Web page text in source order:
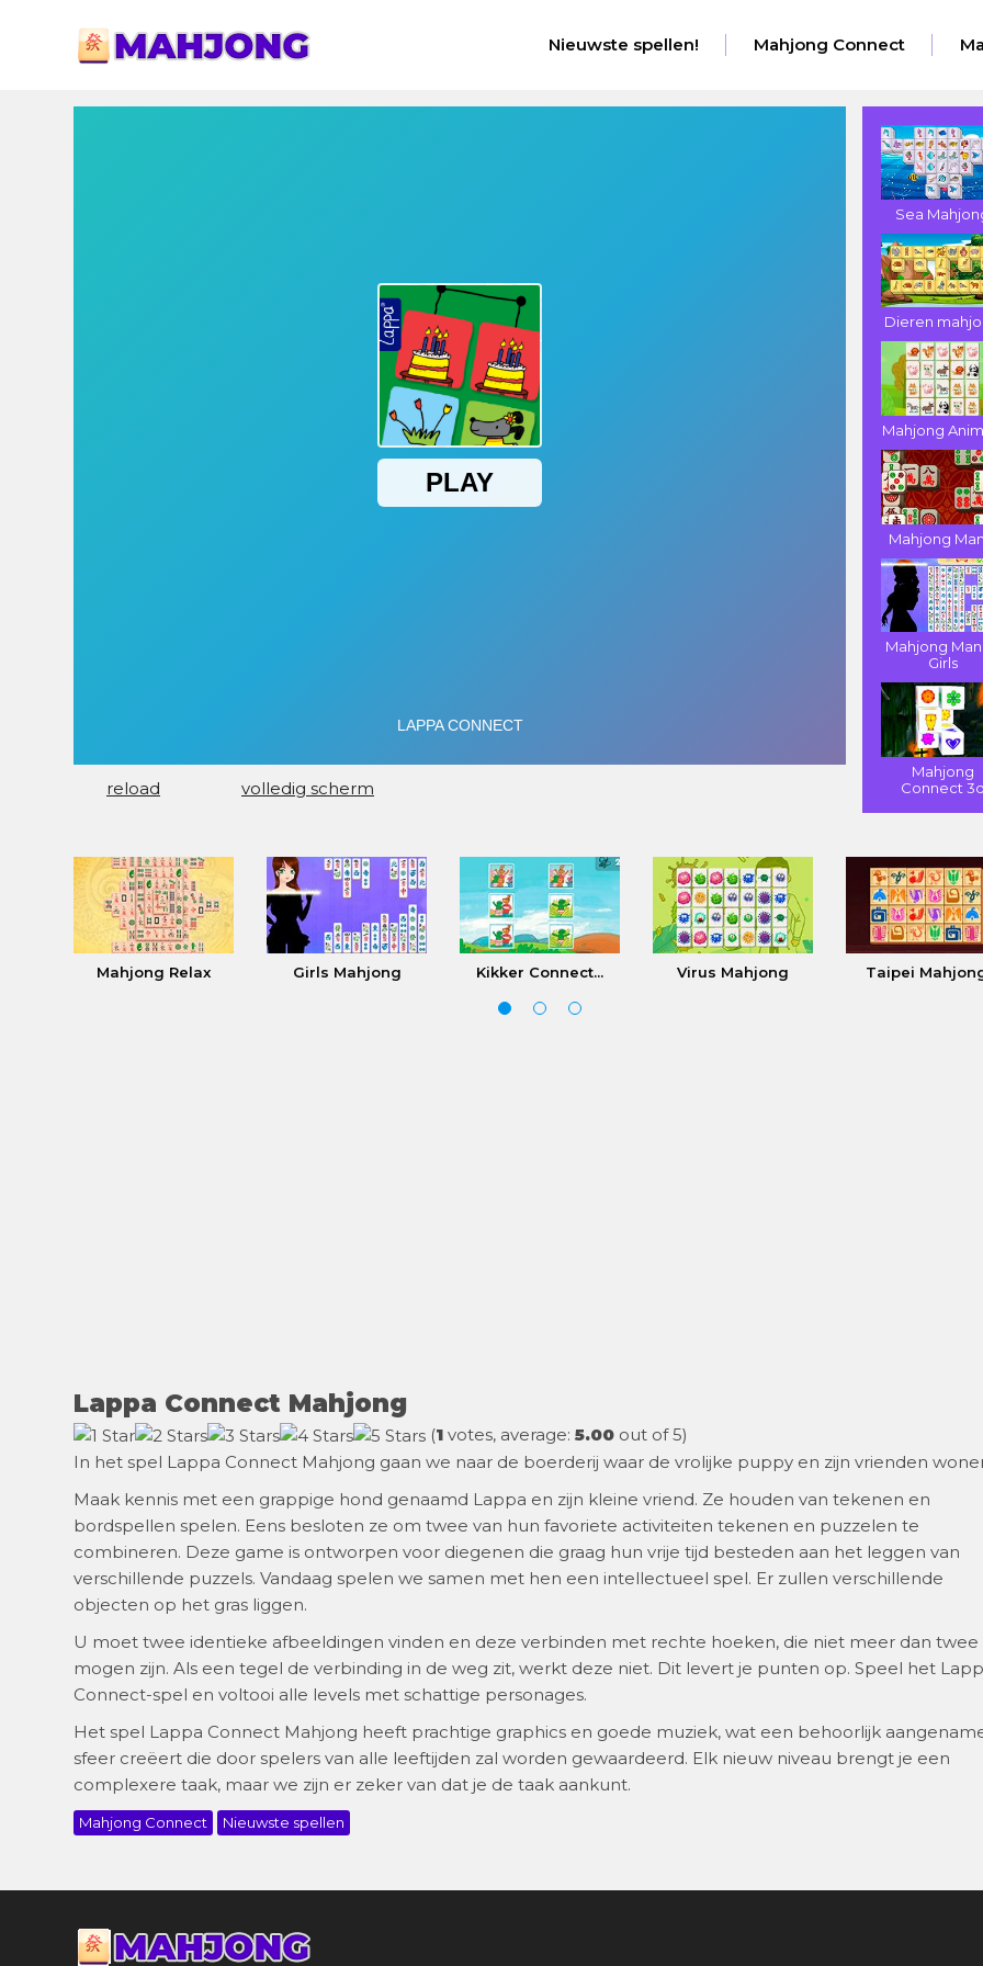
Nieuwste spellen! Mahjong Connect
reload volledig scherm
Sea
Dieren
Mahjong
Mahjong
Mahjong
Girls
Mahjong
Connect
Mahjong Relax Girls Mahjong Kikker Connect... Virus Mahjong Taipei
Lappa Connect Mahjong
(1 votes, average: 5.00 out of 5)
In het spel Lappa Connect Mahjong gaan we naar de boerderij waar de vrolijke puppy en zijn vrienden
Maak kennis met een grappige hond genaamd Lappa en zijn kleine vriend. Ze houden van tekenen en
bordspellen spelen. Eens besloten ze om twee van hun favoriete activiteiten tekenen en puzzelen te
combineren. Deze game is ontworpen voor diegenen die graag hun vrije tijd besteden aan het leggen van
verschillende puzzels. Vandaag spelen we samen met hen een intellectueel spel. Er zullen verschillende
objecten op het gras liggen.
U moet twee identieke afbeeldingen vinden en deze verbinden met rechte hoeken, die niet meer dan twee
mogen zijn. Als een tegel de verbinding in de weg zit, werkt deze niet. Dit levert je punten op. Speel het
Connect-spel en voltooi alle levels met schattige personages.
Het spel Lappa Connect Mahjong heeft prachtige graphics en goede muziek, wat een behoorlijk
sfeer creëert die door spelers van alle leeftijden zal worden gewaardeerd. Elk nieuw niveau brengt je een
complexere taak, maar we zijn er zeker van dat je de taak aankunt.
Mahjong Connect Nieuwste spellen